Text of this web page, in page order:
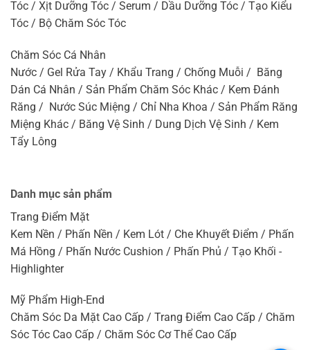
Tóc / Xịt Dưỡng Tóc / Serum / Dầu Dưỡng Tóc / Tạo Kiểu
Tóc / Bộ Chăm Sóc Tóc
Chăm Sóc Cá Nhân
Nước / Gel Rửa Tay / Khẩu Trang / Chống Muỗi / Băng
Dán Cá Nhân / Sản Phẩm Chăm Sóc Khác / Kem Đánh
Răng / Nước Súc Miệng / Chỉ Nha Khoa / Sản Phẩm Răng
Miệng Khác / Băng Vệ Sinh / Dung Dịch Vệ Sinh / Kem
Tẩy Lông
Danh mục sản phẩm
Trang Điểm Mặt
Kem Nền / Phấn Nền / Kem Lót / Che Khuyết Điểm / Phấn
Má Hồng / Phấn Nước Cushion / Phấn Phủ / Tạo Khối -
Highlighter
Mỹ Phẩm High-End
Chăm Sóc Da Mặt Cao Cấp / Trang Điểm Cao Cấp / Chăm
Sóc Tóc Cao Cấp / Chăm Sóc Cơ Thể Cao Cấp